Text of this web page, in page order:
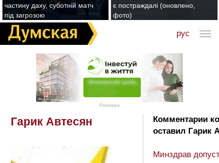
частину даху, суботній матч
під загрозою
є постраждалі (оновлено,
фото)
рус
Реклама
Гарик Автесян
Комментарии
оставил Гарик
Минздрав